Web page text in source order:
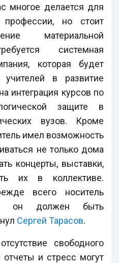
многое делается для
но стоит
материальной
системная
которая будет
учителей в развитие
интеграция курсов по
защите в
вузов. Кроме
имел возможность
не только дома
концерты, выставки,
их в коллективе.
всего носитель
он должен быть
Сергей Тарасов.
свободного
и стресс могут